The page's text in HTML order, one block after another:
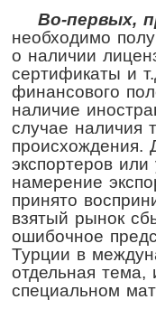
Во-первых,
необходимо
о наличии
сертификаты и
финансового
наличие
случае наличия
происхождения.
экспортеров
намерение
принято
взятый рынок
ошибочное
Турции в
отдельная
специальном